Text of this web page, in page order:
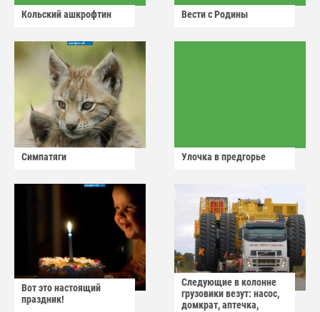
Кольский ашкрофтин Вести с Родины
Симпатяги Улочка в предгорье
Вот это настоящий
праздник!
Следующие в колонне
грузовики везут: насос,
домкрат, аптечка,